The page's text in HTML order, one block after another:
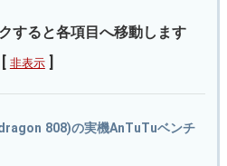
すると各項目へ移動します
[ 非表示 ]
808)の実機AnTuTuベンチ